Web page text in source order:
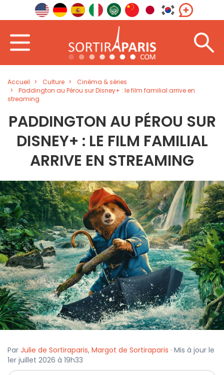
Accueil Culture
Cinéma & séries
Paddington au Pérou sur Disney+ : le film familial arrive en
streaming
PADDINGTON AU PÉROU SUR
DISNEY+ : LE FILM FAMILIAL
ARRIVE EN STREAMING
Par Julie de Sortiraparis, Margot de Sortiraparis · Mis à jour le
1er juillet 2026 à 19h33